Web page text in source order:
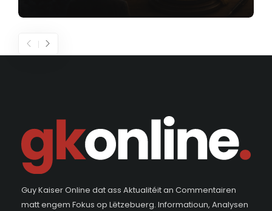
Guy Kaiser Online dat ass Aktualitéit an Commentairen
matt engem Fokus op Lëtzebuerg. Informatioun, Analysen